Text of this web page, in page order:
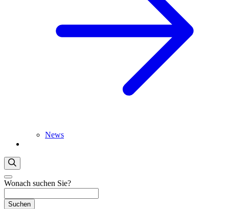
News
Wonach suchen Sie?
Suchen